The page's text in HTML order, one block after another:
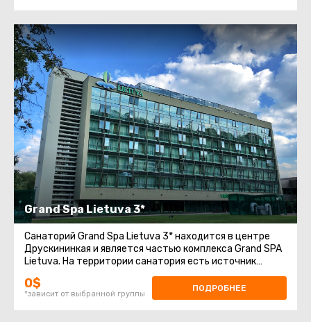
Grand Spa Lietuva 3*
Санаторий Grand Spa Lietuva 3* находится в центре
Друскининкая и является частью комплекса Grand SPA
Lietuva. На территории санатория есть источник
минеральной воды хлоридно-натриево-кальциевого
0$
*зависит от выбранной группы
ПОДРОБНЕЕ